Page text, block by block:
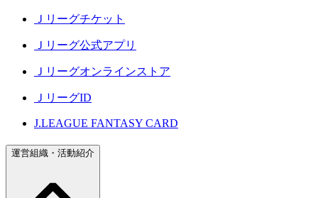
Ｊリーグチケット
Ｊリーグ公式アプリ
Ｊリーグオンラインストア
ＪリーグID
J.LEAGUE FANTASY CARD
運営組織・活動紹介